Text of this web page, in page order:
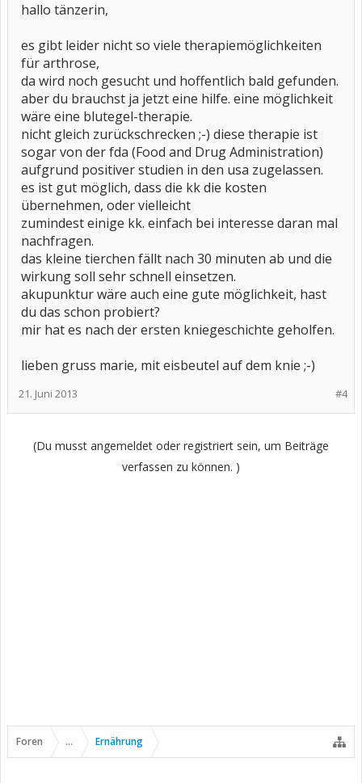
hallo tänzerin,
es gibt leider nicht so viele therapiemöglichkeiten
für arthrose,
da wird noch gesucht und hoffentlich bald gefunden.
aber du brauchst ja jetzt eine hilfe. eine möglichkeit
wäre eine blutegel-therapie.
nicht gleich zurückschrecken ;-) diese therapie ist
sogar von der fda (Food and Drug Administration)
aufgrund positiver studien in den usa zugelassen.
es ist gut möglich, dass die kk die kosten
übernehmen, oder vielleicht
zumindest einige kk. einfach bei interesse daran mal
nachfragen.
das kleine tierchen fällt nach 30 minuten ab und die
wirkung soll sehr schnell einsetzen.
akupunktur wäre auch eine gute möglichkeit, hast
du das schon probiert?
mir hat es nach der ersten kniegeschichte geholfen.
lieben gruss marie, mit eisbeutel auf dem knie ;-)
#4
21. Juni 2013
(Du musst angemeldet oder registriert sein, um Beiträge
verfassen zu können. )
Foren ... Ernährung